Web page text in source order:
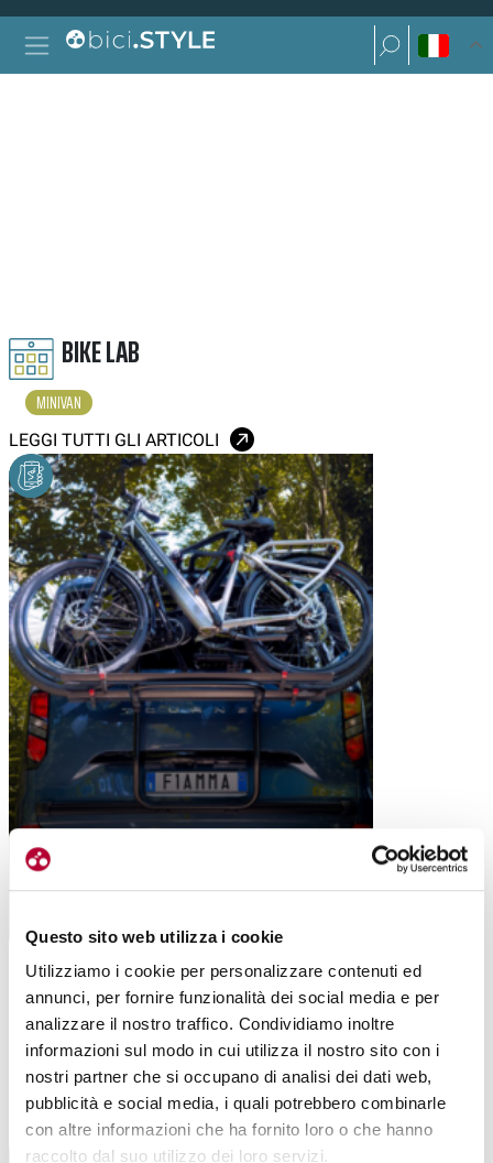
Questo sito web utilizza i cookie
Utilizziamo i cookie per personalizzare contenuti ed
annunci, per fornire funzionalità dei social media e per
analizzare il nostro traffico. Condividiamo inoltre
informazioni sul modo in cui utilizza il nostro sito con i
nostri partner che si occupano di analisi dei dati web,
pubblicità e social media, i quali potrebbero combinarle
con altre informazioni che ha fornito loro o che hanno
raccolto dal suo utilizzo dei loro servizi.
Vai al contenuto
Navigazione principale
Ricerca per:
Ricerca per:
BIKE LAB
MINIVAN
LEGGI TUTTI GLI ARTICOLI
MTB
CARRY BIKE V710: IL PORTABICI PER
TUTTE LE CATEGORIE DEL MAGAZINE